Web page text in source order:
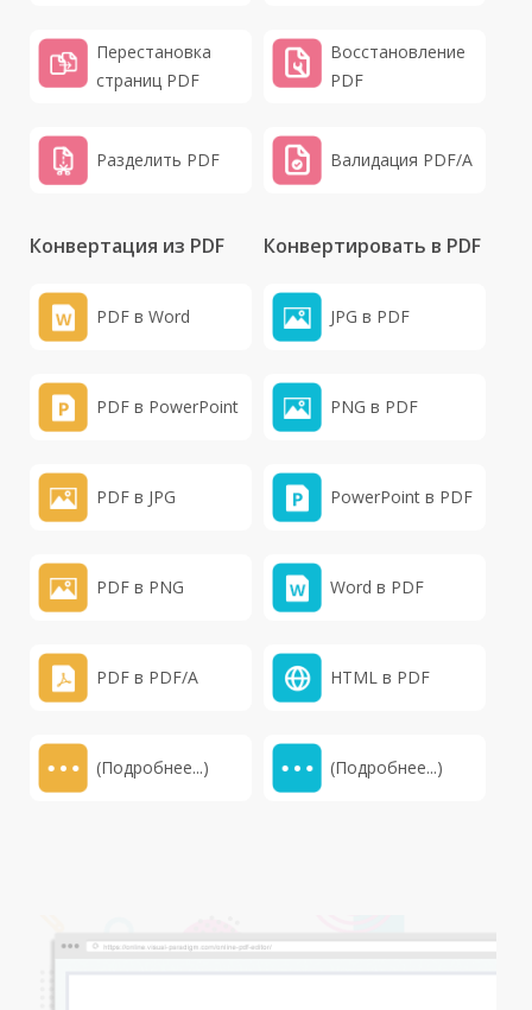
Перестановка
страниц PDF
Разделить PDF
Восстановление
PDF
Валидация PDF/A
Конвертация из PDF
PDF в Word
PDF в PowerPoint
PDF в JPG
PDF в PNG
PDF в PDF/A
(Подробнее...)
Конвертировать в PDF
JPG в PDF
PNG в PDF
PowerPoint в PDF
Word в PDF
HTML в PDF
(Подробнее...)